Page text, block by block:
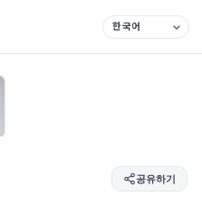
공유하기